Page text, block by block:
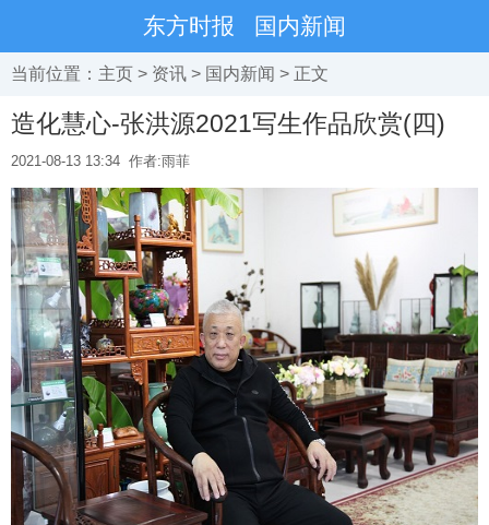
东方时报 国内新闻
当前位置： 主页 > 资讯 > 国内新闻 > 正文
造化慧心-张洪源2021写生作品欣赏(四)
2021-08-13 13:34 作者:雨菲